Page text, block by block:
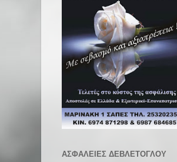
ΑΣΦΑΛΕΙΕΣ ΔΕΒΛΕΤΟΓΛΟΥ